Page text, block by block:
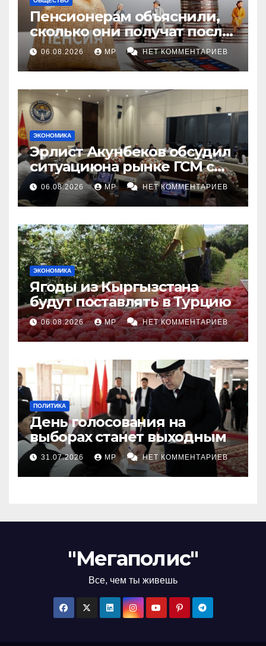
Пенсионерам объяснили,
сколько они получат после
индексации
06.08.2026 MP НЕТ КОММЕНТАРИЕВ
ЭКОНОМИКА
Эрлист Акунбеков обсудил
ситуациюна рынке ГСМ с
топливными компаниями
06.08.2026 MP НЕТ КОММЕНТАРИЕВ
ЭКОНОМИКА
Ягоды из Кыргызстана
будут поставлять в Турцию
06.08.2026 MP НЕТ КОММЕНТАРИЕВ
ПОЛИТИКА
День голосования на
выборах станет выходным
31.07.2026 MP НЕТ КОММЕНТАРИЕВ
"Мегаполис"
Все, чем ты живешь